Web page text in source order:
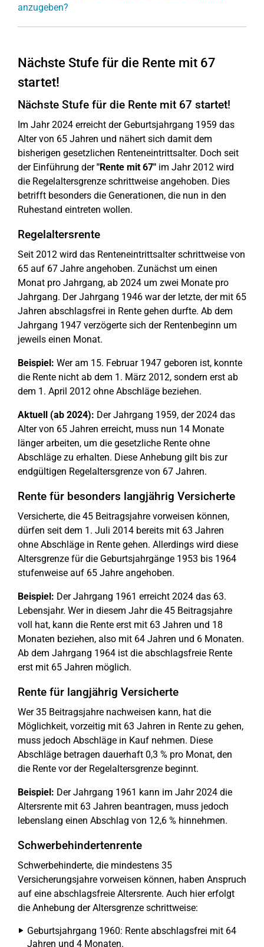
anzugeben?
Nächste Stufe für die Rente mit 67
startet!
Nächste Stufe für die Rente mit 67 startet!
Im Jahr 2024 erreicht der Geburtsjahrgang 1959 das
Alter von 65 Jahren und nähert sich damit dem
bisherigen gesetzlichen Renteneintrittsalter. Doch seit
der Einführung der"Rente mit 67" im Jahr 2012 wird
die Regelaltersgrenze schrittweise angehoben. Dies
betrifft besonders die Generationen, die nun in den
Ruhestand eintreten wollen.
Regelaltersrente
Seit 2012 wird das Renteneintrittsalter schrittweise von
65 auf 67 Jahre angehoben. Zunächst um einen
Monat pro Jahrgang, ab 2024 um zwei Monate pro
Jahrgang. Der Jahrgang 1946 war der letzte, der mit 65
Jahren abschlagsfrei in Rente gehen durfte. Ab dem
Jahrgang 1947 verzögerte sich der Rentenbeginn um
jeweils einen Monat.
Beispiel: Wer am 15. Februar 1947 geboren ist, konnte
die Rente nicht ab dem 1. März 2012, sondern erst ab
dem 1. April 2012 ohne Abschläge beziehen.
Aktuell (ab 2024): Der Jahrgang 1959, der 2024 das
Alter von 65 Jahren erreicht, muss nun 14 Monate
länger arbeiten, um die gesetzliche Rente ohne
Abschläge zu erhalten. Diese Anhebung gilt bis zur
endgültigen Regelaltersgrenze von 67 Jahren.
Rente für besonders langjährig Versicherte
Versicherte, die 45 Beitragsjahre vorweisen können,
dürfen seit dem 1. Juli 2014 bereits mit 63 Jahren
ohne Abschläge in Rente gehen. Allerdings wird diese
Altersgrenze für die Geburtsjahrgänge 1953 bis 1964
stufenweise auf 65 Jahre angehoben.
Beispiel: Der Jahrgang 1961 erreicht 2024 das 63.
Lebensjahr. Wer in diesem Jahr die 45 Beitragsjahre
voll hat, kann die Rente erst mit 63 Jahren und 18
Monaten beziehen, also mit 64 Jahren und 6 Monaten.
Ab dem Jahrgang 1964 ist die abschlagsfreie Rente
erst mit 65 Jahren möglich.
Rente für langjährig Versicherte
Wer 35 Beitragsjahre nachweisen kann, hat die
Möglichkeit, vorzeitig mit 63 Jahren in Rente zu gehen,
muss jedoch Abschläge in Kauf nehmen. Diese
Abschläge betragen dauerhaft 0,3 % pro Monat, den
die Rente vor der Regelaltersgrenze beginnt.
Beispiel: Der Jahrgang 1961 kann im Jahr 2024 die
Altersrente mit 63 Jahren beantragen, muss jedoch
lebenslang einen Abschlag von 12,6 % hinnehmen.
Schwerbehindertenrente
Schwerbehinderte, die mindestens 35
Versicherungsjahre vorweisen können, haben Anspruch
auf eine abschlagsfreie Altersrente. Auch hier erfolgt
die Anhebung der Altersgrenze schrittweise:
Geburtsjahrgang 1960: Rente abschlagsfrei mit 64
Jahren und 4 Monaten.